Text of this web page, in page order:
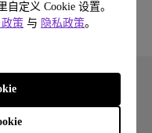
定义 Cookie 设置。
策 与 隐私政策。